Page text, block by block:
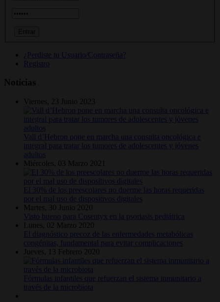
¿Perdiste tu Usuario/Contraseña?
Registro
Noticias
Viernes, 23 Junio 2023
Vall d’Hebron pone en marcha una consulta oncológica e
integral para tratar los tumores de adolescentes y jóvenes
adultos
Miércoles, 03 Marzo 2021
El 30% de los preescolares no duerme las horas requeridas
por el mal uso de dispositivos digitales
Martes, 30 Junio 2020
Visto bueno para Cosentyx en la psoriasis pediátrica
Lunes, 02 Marzo 2020
El diagnóstico precoz de las enfermedades metabólicas
congénitas, fundamental para evitar complicaciones
Jueves, 13 Febrero 2020
Fórmulas infantiles que refuerzan el sistema inmunitario a
través de la microbiota